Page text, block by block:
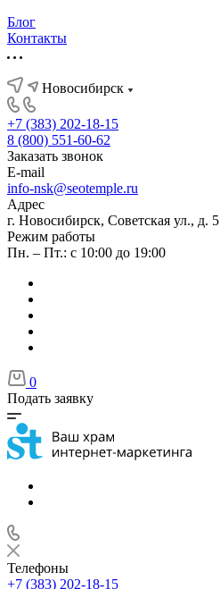
Блог
Контакты
Новосибирск
+7 (383) 202-18-15
8 (800) 551-60-62
Заказать звонок
E-mail
info-nsk@seotemple.ru
Адрес
г. Новосибирск, Советская ул., д. 5
Режим работы
Пн. – Пт.: с 10:00 до 19:00
0
Подать заявку
Телефоны
+7 (383) 202-18-15